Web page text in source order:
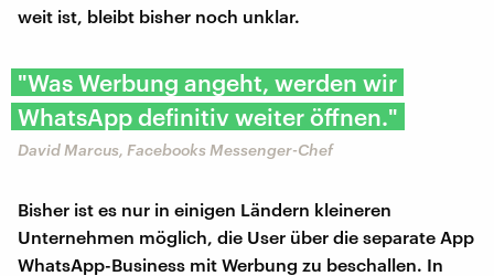
weit ist, bleibt bisher noch unklar.
"Was Werbung angeht, werden wir
WhatsApp definitiv weiter öffnen."
David Marcus, Facebooks Messenger-Chef
Bisher ist es nur in einigen Ländern kleineren
Unternehmen möglich, die User über die separate App
WhatsApp-Business mit Werbung zu beschallen. In